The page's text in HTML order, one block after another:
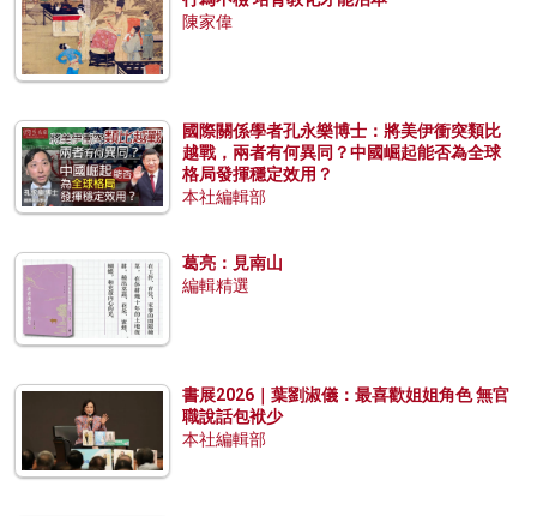
陳家偉
國際關係學者孔永樂博士：將美伊衝突類比
越戰，兩者有何異同？中國崛起能否為全球
格局發揮穩定效用？
本社編輯部
葛亮：見南山
編輯精選
書展2026｜葉劉淑儀：最喜歡姐姐角色 無官
職說話包袱少
本社編輯部